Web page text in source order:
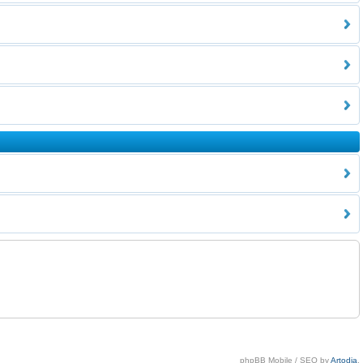
phpBB Mobile / SEO byArtodia